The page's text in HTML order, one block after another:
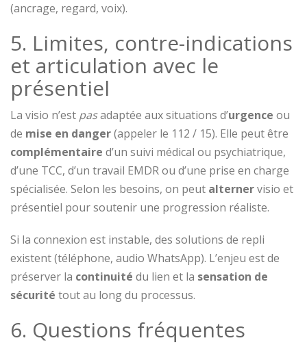
(ancrage, regard, voix).
5. Limites, contre-indications
et articulation avec le
présentiel
La visio n’est pasadaptée aux situations d’urgence ou
de mise en danger(appeler le 112 / 15). Elle peut être
complémentaire d’un suivi médical ou psychiatrique,
d’une TCC, d’un travail EMDR ou d’une prise en charge
spécialisée. Selon les besoins, on peut alternervisio et
présentiel pour soutenir une progression réaliste.
Si la connexion est instable, des solutions de repli
existent (téléphone, audio WhatsApp). L’enjeu est de
préserver la continuité du lien et la sensation de
sécurité tout au long du processus.
6. Questions fréquentes